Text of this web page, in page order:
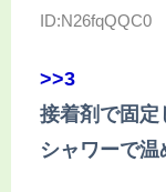
ID:N26fqQQC0
>>3
接着剤で固定
シャワーで